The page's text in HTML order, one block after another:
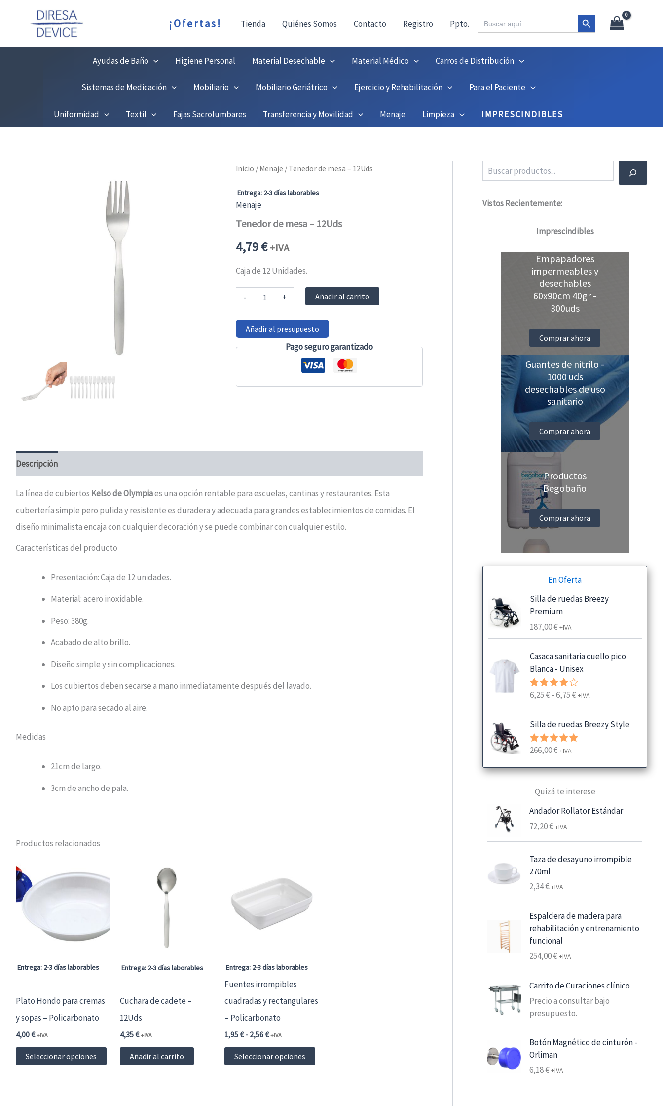
¡Ofertas! Tienda Quiénes Somos Contacto Registro Ppto.
Buscar: Botón de búsqueda
Ayudas de Baño Higiene Personal Material Desechable Material Médico Carros de Distribución
Sistemas de Medicación Mobiliario Mobiliario Geriátrico Ejercicio y Rehabilitación Para el Paciente
Uniformidad Textil Fajas Sacrolumbares Transferencia y Movilidad Menaje Limpieza IMPRESCINDIBLES
Inicio / Menaje / Tenedor de mesa – 12Uds
Entrega: 2-3 días laborables
Menaje
Tenedor de mesa – 12Uds
4,79€ +IVA
Caja de 12 Unidades.
-
-
12Uds
+ Añadir al carrito
Añadir al presupuesto
Pago seguro garantizado
Descripción
La línea de cubiertos Kelso de Olympiaes una opción rentable para escuelas, cantinas y restaurantes. Esta
cubertería simple pero pulida y resistente es duradera y adecuada para grandes establecimientos de comidas. El
diseño minimalista encaja con cualquier decoración y se puede combinar con cualquier estilo.
Características del producto
Presentación: Caja de 12 unidades.
Material: acero inoxidable.
Peso: 380g.
Acabado de alto brillo.
Diseño simple y sin complicaciones.
Los cubiertos deben secarse a mano inmediatamente después del lavado.
No apto para secado al aire.
Medidas
21cm de largo.
3cm de ancho de pala.
Productos relacionados
Entrega: 2-3 días laborables
Plato Hondo para cremas
y sopas – Policarbonato
4,00€ +IVA
Seleccionar opciones
Este
producto
Entrega: 2-3 días laborables
Cuchara de cadete –
12Uds
4,35€ +IVA
Añadir al carrito
Entrega: 2-3 días laborables
Fuentes irrompibles
cuadradas y rectangulares
– Policarbonato
1,95€ - 2,56€Rango
precios:
desde
+IVA
Seleccionar opciones
Este
producto
Vistos Recientemente:
Imprescindibles
Empapadores
impermeables y
desechables
60x90cm 40gr -
300uds
Comprar ahora
Guantes de nitrilo -
1000 uds
desechables de uso
sanitario
Comprar ahora
Productos
Begobaño
Comprar ahora
En Oferta
Silla de ruedas Breezy
Premium
187,00€+IVA
Casaca sanitaria cuello pico
Blanca - Unisex
Valorado
6,25€-6,75€R
a
g
o
e
r
c
o
:
d
e
2
€
7
,
5
+IVA
Silla de ruedas Breezy Style
Valorado
de 5
266,00€+IVA
Quizá te interese
Andador Rollator Estándar
72,20€+IVA
Taza de desayuno irrompible
270ml
2,34€+IVA
Espaldera de madera para
rehabilitación y entrenamiento
funcional
254,00€+IVA
Carrito de Curaciones clínico
Precio a consultar bajo
presupuesto.
Botón Magnético de cinturón -
Orliman
6,18€+IVA